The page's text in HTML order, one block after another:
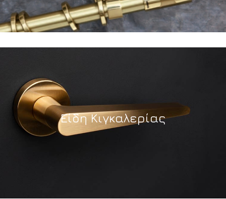
Είδη Κιγκαλερίας